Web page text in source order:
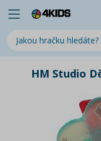
HM Studio